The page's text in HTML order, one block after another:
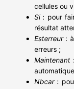
cellules ou
Si: pour
résultat
Esterreur: à
erreurs ;
Maintenant
Nbcar: